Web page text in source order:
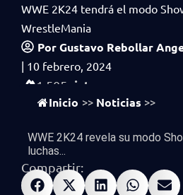
WWE 2K24 tendrá el modo
WrestleMania
PorGustavo Rebollar
| 10 febrero, 2024
1,505 vistas
Inicio >> Noticias >>
WWE 2K24 revela su modo
luchas...
Compartir: